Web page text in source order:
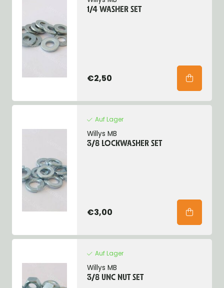
1/4 WASHER SET
€2,50
Auf Lager
Willys MB
3/8 LOCKWASHER SET
€3,00
Auf Lager
Willys MB
3/8 UNC NUT SET